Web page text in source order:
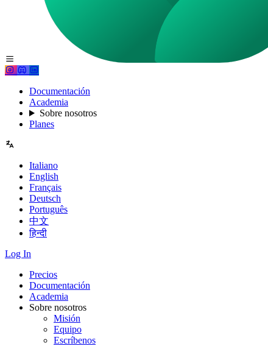
Documentación
Academia
Sobre nosotros
Planes
Italiano
English
Français
Deutsch
Português
中文
हिन्दी
Log In
Precios
Documentación
Academia
Sobre nosotros
Misión
Equipo
Escríbenos